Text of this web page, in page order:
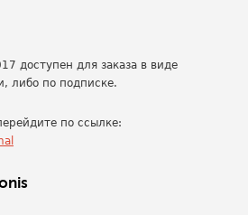
доступен для заказа в виде
либо по подписке.
по ссылке: